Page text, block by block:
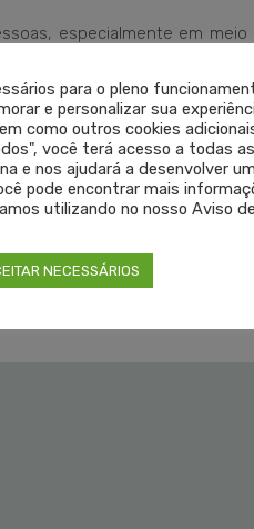
especialmente em meio
Google Meet, e os
para o pleno
e personalizar sua
como outros cookies
você terá acesso a todas as
e nos ajudará a desenvolver um
pode encontrar mais
utilizando no nosso Aviso de
NECESSÁRIOS